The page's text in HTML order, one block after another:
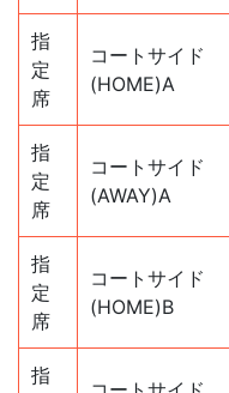
指
定
席
コートサイド
(HOME)A
指
定
席
コートサイド
(AWAY)A
指
定
席
コートサイド
(HOME)B
指